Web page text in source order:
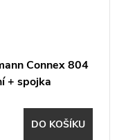
Connex 804
+ spojka
DO KOŠÍKU